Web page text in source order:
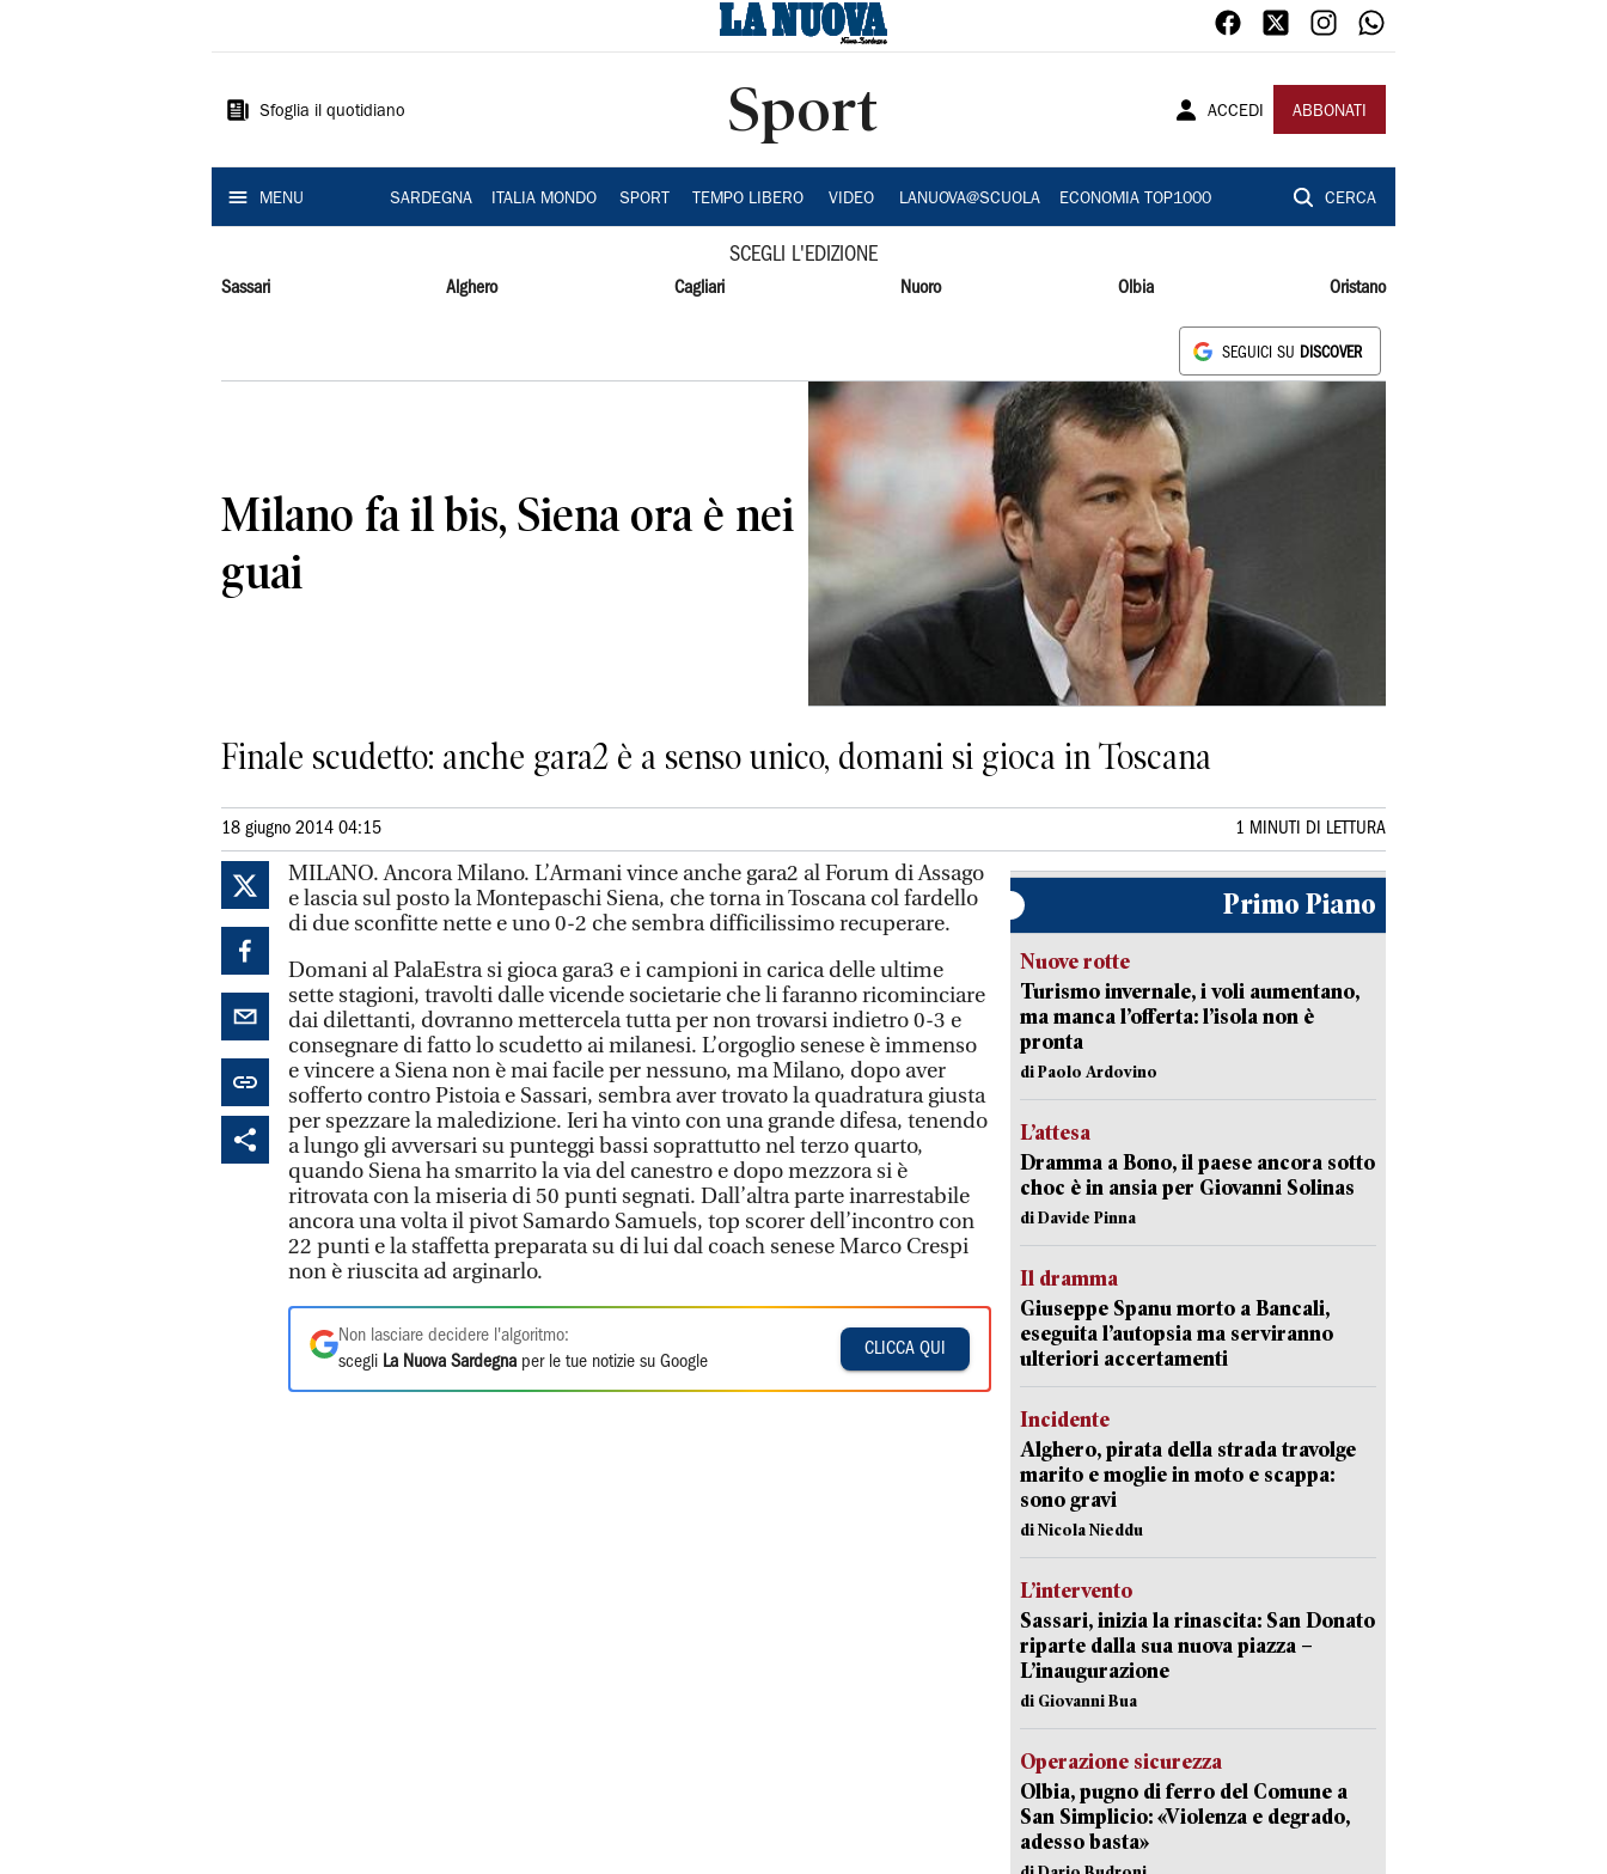
Sardegna
Sfoglia il quotidiano Sport ACCEDI ABBONATI
MENU SARDEGNA ITALIA MONDO SPORT TEMPO LIBERO VIDEO LANUOVA@SCUOLA ECONOMIA TOP1000 CERCA
SCEGLI L'EDIZIONE
Sassari Alghero Cagliari Nuoro Olbia Oristano
SEGUICI SU DISCOVER
Milano fa il bis, Siena ora è nei
guai
Finale scudetto: anche gara2 è a senso unico, domani si gioca in Toscana
18 giugno 2014 04:15 1 MINUTI DI LETTURA
MILANO. Ancora Milano. L’Armani vince anche gara2 al Forum di Assago
e lascia sul posto la Montepaschi Siena, che torna in Toscana col fardello
di due sconfitte nette e uno 0-2 che sembra difficilissimo recuperare.
Domani al PalaEstra si gioca gara3 e i campioni in carica delle ultime
sette stagioni, travolti dalle vicende societarie che li faranno ricominciare
dai dilettanti, dovranno mettercela tutta per non trovarsi indietro 0-3 e
consegnare di fatto lo scudetto ai milanesi. L’orgoglio senese è immenso
e vincere a Siena non è mai facile per nessuno, ma Milano, dopo aver
sofferto contro Pistoia e Sassari, sembra aver trovato la quadratura giusta
per spezzare la maledizione. Ieri ha vinto con una grande difesa, tenendo
a lungo gli avversari su punteggi bassi soprattutto nel terzo quarto,
quando Siena ha smarrito la via del canestro e dopo mezzora si è
ritrovata con la miseria di 50 punti segnati. Dall’altra parte inarrestabile
ancora una volta il pivot Samardo Samuels, top scorer dell’incontro con
22 punti e la staffetta preparata su di lui dal coach senese Marco Crespi
non è riuscita ad arginarlo.
Non lasciare decidere l'algoritmo:
scegli La Nuova Sardegna per le tue notizie su Google
CLICCA QUI
Primo Piano
Nuove rotte
Turismo invernale, i voli aumentano,
ma manca l’offerta: l’isola non è
pronta
di Paolo Ardovino
L’attesa
Dramma a Bono, il paese ancora sotto
choc è in ansia per Giovanni Solinas
di Davide Pinna
Il dramma
Giuseppe Spanu morto a Bancali,
eseguita l’autopsia ma serviranno
ulteriori accertamenti
Incidente
Alghero, pirata della strada travolge
marito e moglie in moto e scappa:
sono gravi
di Nicola Nieddu
L’intervento
Sassari, inizia la rinascita: San Donato
riparte dalla sua nuova piazza –
L’inaugurazione
di Giovanni Bua
Operazione sicurezza
Olbia, pugno di ferro del Comune a
San Simplicio: «Violenza e degrado,
adesso basta»